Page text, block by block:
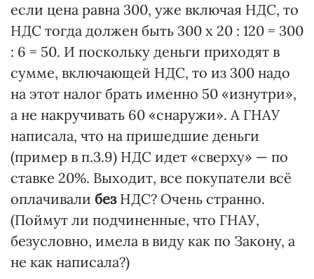
если цена равна 300, уже включая НДС, то
НДС тогда должен быть 300 х 20 : 120 = 300
: 6 = 50. И поскольку деньги приходят в
сумме, включающей НДС, то из 300 надо
на этот налог брать именно 50 «изнутри»,
а не накручивать 60 «снаружи». А ГНАУ
написала, что на пришедшие деньги
(пример в п.3.9) НДС идет «сверху» — по
ставке 20%. Выходит, все покупатели всё
оплачивали безНДС? Очень странно.
(Поймут ли подчиненные, что ГНАУ,
безусловно, имела в виду как по Закону, а
не как написала?)